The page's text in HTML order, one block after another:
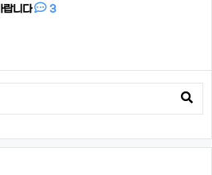
랍니다 3